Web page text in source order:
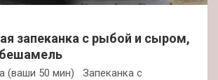
запеканка с рыбой и сыром,
(ваши 50 мин) Запеканка с